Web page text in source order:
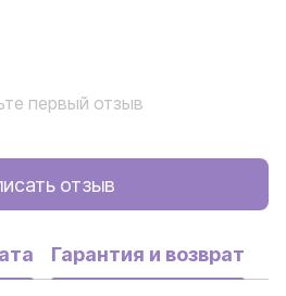
первый отзыв
отзыв
Гарантия и возврат